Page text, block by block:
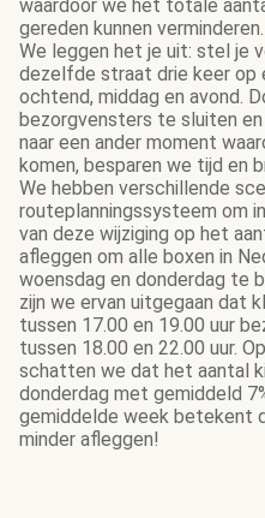
waardoor we het totale
gereden kunnen verminderen.
We leggen het je uit: stel je
dezelfde straat drie keer op
ochtend, middag en avond.
bezorgvensters te sluiten
naar een ander moment
komen, besparen we tijd en
We hebben verschillende
routeplanningssysteem om
van deze wijziging op het
afleggen om alle boxen in
woensdag en donderdag te
zijn we ervan uitgegaan dat
tussen 17.00 en 19.00 uur
tussen 18.00 en 22.00 uur.
schatten we dat het aantal
donderdag met gemiddeld
gemiddelde week betekent
minder afleggen!